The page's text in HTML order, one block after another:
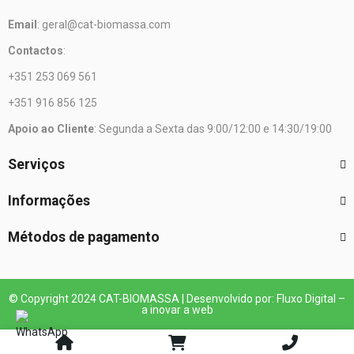
Email : geral@cat-biomassa.com
Contactos:
+351 253 069 561
+351 916 856 125
Apoio ao Cliente: Segunda a Sexta das 9:00/12:00 e 14:30/19:00
Serviços
Informações
Métodos de pagamento
© Copyright 2024 CAT-BIOMASSA | Desenvolvido por: Fluxo Digital –
a inovar a web